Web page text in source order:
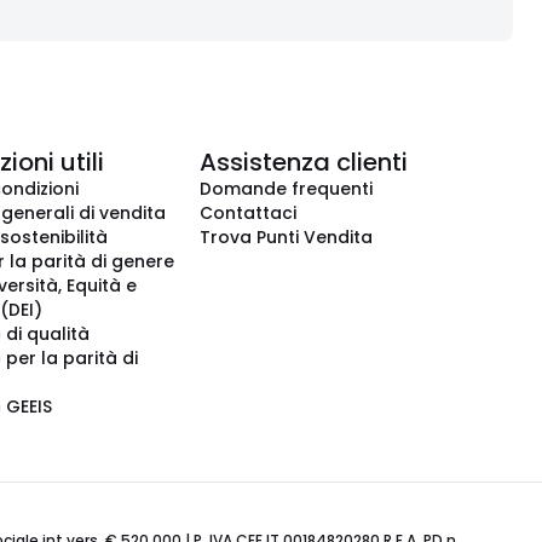
utili
di vendita
la parità di genere
Equità e
qualità
per la parità di
Assistenza clienti
Domande frequenti
Contattaci
Trova Punti Vendita